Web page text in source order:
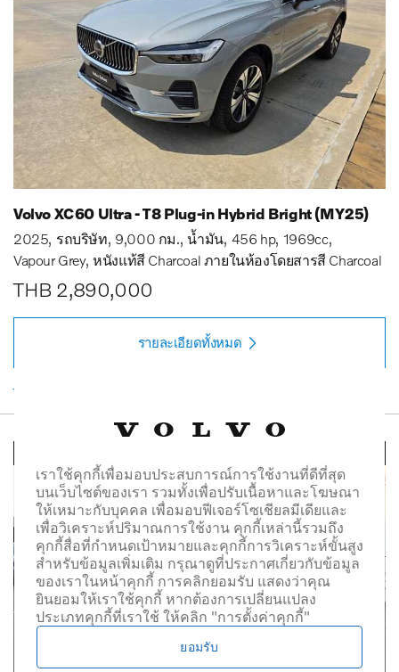
Volvo XC60 Ultra - T8 Plug-in Hybrid Bright (MY25)
2025 รถบริษัท 9,000 กม. น้ำมัน 456 hp 1969cc
Vapour Grey หนังแท้สี Charcoal ภายในห้องโดยสารสี Charcoal
THB 2,890,000
รายละเอียดทั้งหมด
เราใช้คุกกี้เพื่อมอบประสบการณ์การใช้งานที่ดีที่สุด
บนเว็บไซต์ของเรา รวมทั้งเพื่อปรับเนื้อหาและโฆษณา
ให้เหมาะกับบุคคล เพื่อมอบฟีเจอร์โซเชียลมีเดียและ
เพื่อวิเคราะห์ปริมาณการใช้งาน คุกกี้เหล่านี้รวมถึง
คุกกี้สื่อที่กำหนดเป้าหมายและคุกกี้การวิเคราะห์ขั้นสูง
สำหรับข้อมูลเพิ่มเติม กรุณาดูที่ประกาศเกี่ยวกับข้อมูล
ของเราในหน้าคุกกี้ การคลิกยอมรับ แสดงว่าคุณ
ยินยอมให้เราใช้คุกกี้ หากต้องการเปลี่ยนแปลง
ประเภทคุกกี้ที่เราใช้ ให้คลิก "การตั้งค่าคุกกี้"
ยอมรับ